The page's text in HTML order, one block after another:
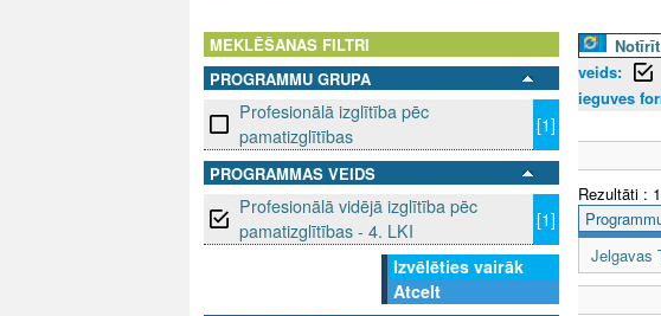
D
L
MEKLĒŠANAS FILTRI
PROGRAMMU GRUPA
Profesionālā izglītība pēc
pamatizglītības
[1]
PROGRAMMAS VEIDS
Profesionālā vidējā izglītība pēc
pamatizglītības - 4. LKI
[1]
Izvēlēties vairāk
Atcelt
veids:
ieguves
Rezultāti :
Jelgavas